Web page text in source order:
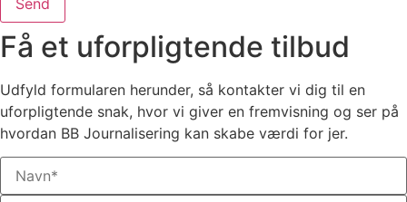
Få et uforpligtende tilbud
Udfyld formularen herunder, så kontakter vi dig til en
uforpligtende snak, hvor vi giver en fremvisning og ser på
hvordan BB Journalisering kan skabe værdi for jer.